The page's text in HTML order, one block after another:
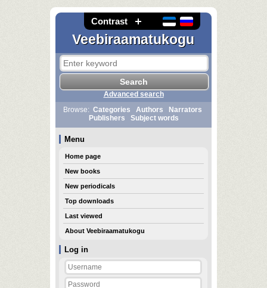
Contrast
Veebiraamatukogu
Log in
Advanced search
Browse: Categories Authors
Narrators
Publishers
Subject words
Menu
Home page
New books
New periodicals
Top downloads
Last viewed
About Veebiraamatukogu